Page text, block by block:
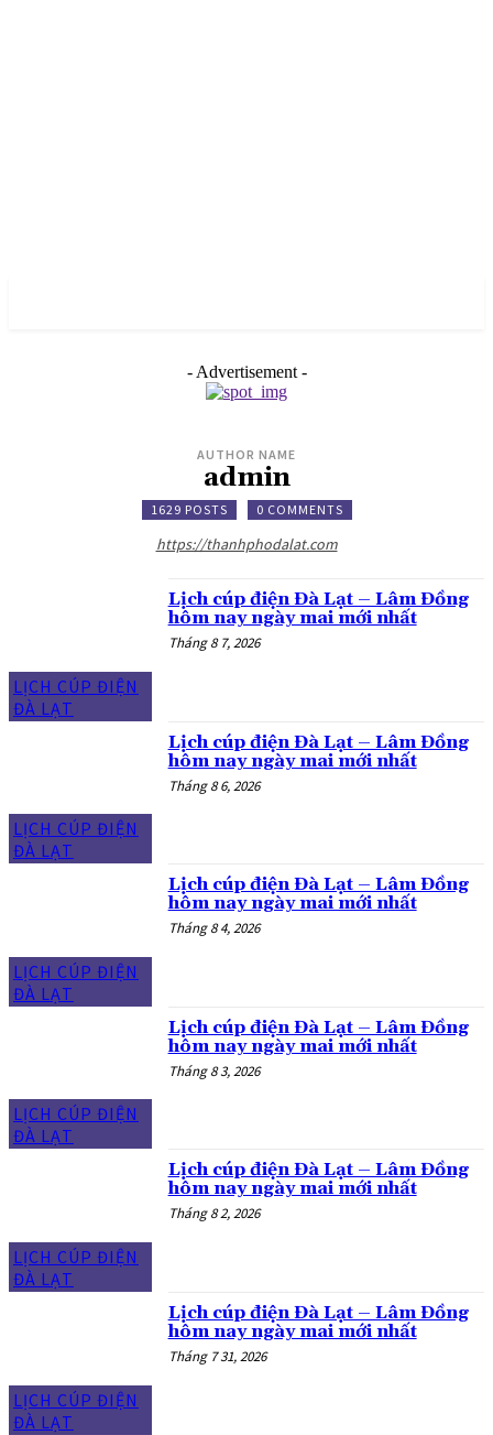
- Advertisement -
AUTHOR NAME
admin
1629 POSTS 0 COMMENTS
https://thanhphodalat.com
LỊCH CÚP ĐIỆN
ĐÀ LẠT
Lịch cúp điện Đà Lạt – Lâm Đồng
hôm nay ngày mai mới nhất
Tháng 8 7, 2026
LỊCH CÚP ĐIỆN
ĐÀ LẠT
Lịch cúp điện Đà Lạt – Lâm Đồng
hôm nay ngày mai mới nhất
Tháng 8 6, 2026
LỊCH CÚP ĐIỆN
ĐÀ LẠT
Lịch cúp điện Đà Lạt – Lâm Đồng
hôm nay ngày mai mới nhất
Tháng 8 4, 2026
LỊCH CÚP ĐIỆN
ĐÀ LẠT
Lịch cúp điện Đà Lạt – Lâm Đồng
hôm nay ngày mai mới nhất
Tháng 8 3, 2026
LỊCH CÚP ĐIỆN
ĐÀ LẠT
Lịch cúp điện Đà Lạt – Lâm Đồng
hôm nay ngày mai mới nhất
Tháng 8 2, 2026
LỊCH CÚP ĐIỆN
ĐÀ LẠT
Lịch cúp điện Đà Lạt – Lâm Đồng
hôm nay ngày mai mới nhất
Tháng 7 31, 2026